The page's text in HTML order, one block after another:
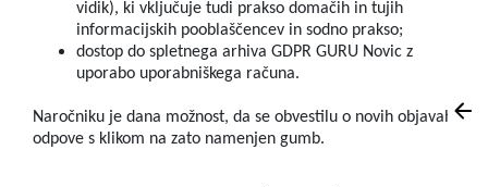
vidik), ki vključuje tudi prakso domačih in tujih
informacijskih pooblaščencev in sodno prakso;
dostop do spletnega arhiva GDPR GURU Novic z
uporabo uporabniškega računa.
Naročniku je dana možnost, da se obvestilu o novih objavah
odpove s klikom na zato namenjen gumb.